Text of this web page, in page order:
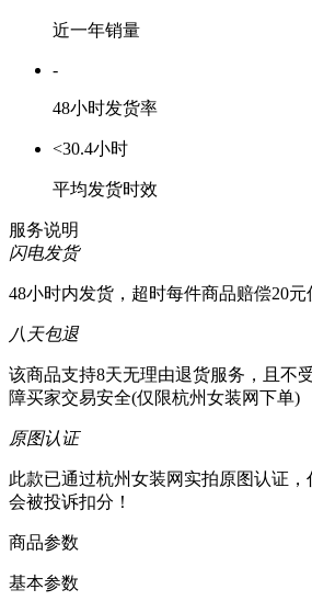
近一年销量
-
48小时发货率
<30.4小时
平均发货时效
服务说明
闪电发货
48小时内发货，超时每件商品赔偿20元
八天包退
该商品支持8天无理由退货服务，且不
障买家交易安全(仅限杭州女装网下单)
原图认证
此款已通过杭州女装网实拍原图认证
会被投诉扣分！
商品参数
基本参数